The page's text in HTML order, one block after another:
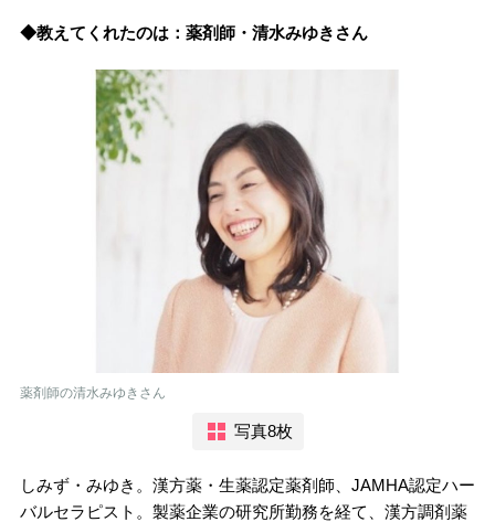
◆教えてくれたのは：薬剤師・清水みゆきさん
薬剤師の清水みゆきさん
写真8枚
しみず・みゆき。漢方薬・生薬認定薬剤師、JAMHA認定ハー
バルセラピスト。製薬企業の研究所勤務を経て、漢方調剤薬